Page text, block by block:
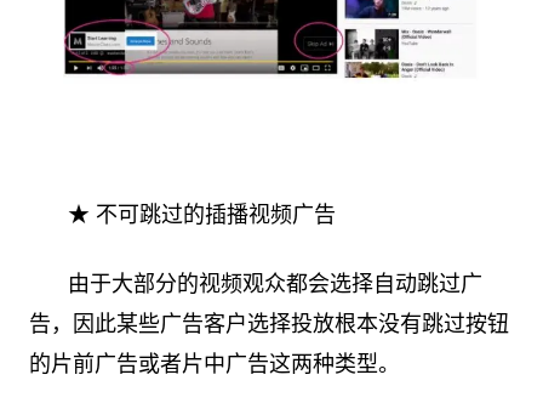
★ 不可跳过的插播视频广告
由于大部分的视频观众都会选择自动跳过广
告，因此某些广告客户选择投放根本没有跳过按钮
的片前广告或者片中广告这两种类型。